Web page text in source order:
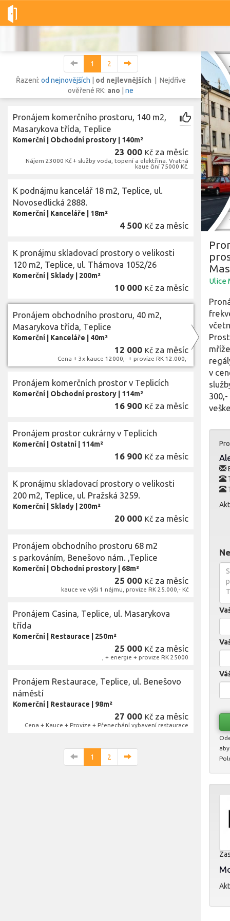
Dobré-nemovitosti.cz obec Teplice, okres Teplice, Ústecký kraj
Pozemky
Lokalita
obec Teplice,okres Teplice, Ústecký kraj
Lokalita
1
2
Řazení: od nejnovějších od nejlevnějších
| Nejdříve
ověřené RK: ano ne
Pronájem komerčního prostoru, 140 m2,
Masarykova třída, Teplice
Komerční Obchodní prostory 140m²
23 000 Kč za měsíc
Nájem 23000 Kč + služby voda, topení a elektřina. Vratná
kaue činí 75000 Kč.
K podnájmu kancelář 18 m2, Teplice, ul.
Novosedlická 2888.
Komerční Kanceláře 18m²
4 500 Kč za měsíc
K pronájmu skladovací prostory o velikosti
120 m2, Teplice, ul. Thámova 1052/26
Komerční Sklady 200m²
10 000 Kč za měsíc
Pronájem obchodního prostoru, 40 m2,
Masarykova třída, Teplice
Komerční Kanceláře 40m²
12 000 Kč za měsíc
Cena + 3x kauce 12000,- + provize RK 12.000,-
Pronájem komerčních prostor v Teplicích
Komerční Obchodní prostory 114m²
16 900 Kč za měsíc
Pronájem prostor cukrárny v Teplicích
Komerční Ostatní 114m²
16 900 Kč za měsíc
K pronájmu skladovací prostory o velikosti
200 m2, Teplice, ul. Pražská 3259.
Komerční Sklady 200m²
20 000 Kč za měsíc
Pronájem obchodního prostoru 68 m2
s parkováním, Benešovo nám. ,Teplice
Komerční Obchodní prostory 68m²
25 000 Kč za měsíc
kauce ve výši 1 nájmu, provize RK 25.000,- Kč
Pronájem Casina, Teplice, ul. Masarykova
třída
Komerční Restaurace 250m²
25 000 Kč za měsíc
, + energie + provize RK 25000
Pronájem Restaurace, Teplice, ul. Benešovo
náměstí
Komerční Restaurace 98m²
27 000 Kč za měsíc
Cena + Kauce + Provize + Přenechání vybavení restaurace
1 2
Ulice
v